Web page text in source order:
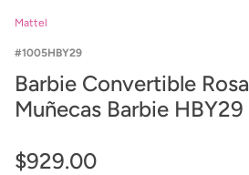
Mattel
1005HBY29
Barbie Convertible Rosa Vehículo para
Muñecas Barbie HBY29
$929.00